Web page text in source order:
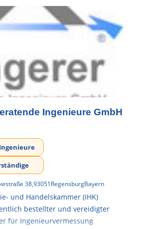
Ingenieure GmbH
38,93051RegensburgBayern
und Handelskammer (IHK)
bestellter und vereidigter
für Ingenieurvermessung